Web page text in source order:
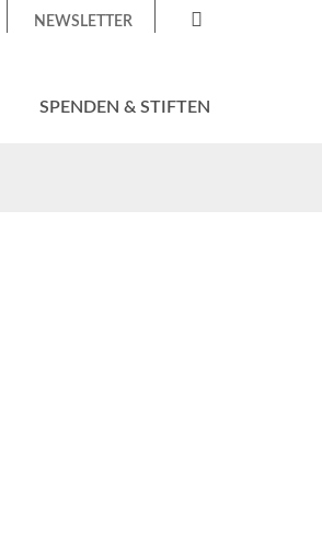
NEWSLETTER
SPENDEN & STIFTEN